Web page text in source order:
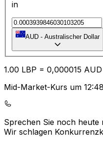
in
AUD - Australischer Dollar
1.00 LBP = 0,000015 AUD
Mid-Market-Kurs um
Sprechen Sie noch heute
Wir schlagen